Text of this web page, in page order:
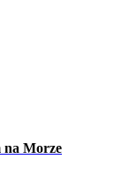
na Morze